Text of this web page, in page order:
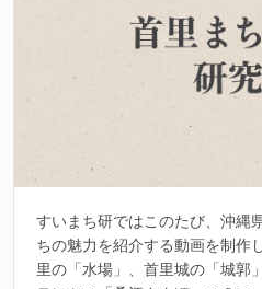
すいまち研ではこのたび、沖縄
ちの魅力を紹介する動画を制作
里の「水場」、首里城の「城郭